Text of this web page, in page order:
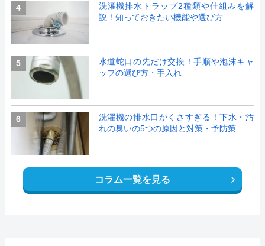
4
洗濯機排水トラップ2種類や仕組みを解
説！知っておきたい機能や選び方
5
水道蛇口の先だけ交換！手順や泡沫キャ
ップの選び方・手入れ
6
洗濯機の排水口がくさすぎる！下水・汚
れの臭いの5つの原因と対策・予防策
コラム一覧を見る